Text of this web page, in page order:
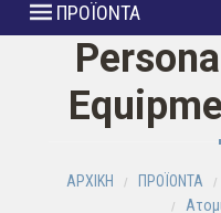
ΠΡΟΪΟΝΤΑ
ΑΡΧΙΚΗ ΠΡΟΪΟΝΤΑ